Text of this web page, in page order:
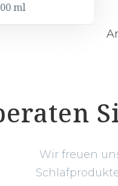
ml
Wir freuen